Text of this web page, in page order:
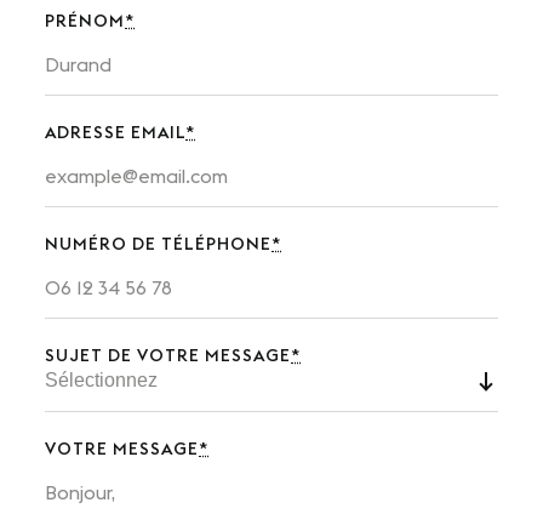
ACTUALITÉS
Nos dernières actus
Agenda
Presse
Carrières
Appels d'offres
NOS SITES
Le Zénith Sud
PRÉNOM*
ADRESSE EMAIL*
NUMÉRO DE TÉLÉPHONE*
SUJET DE VOTRE MESSAGE*
VOTRE MESSAGE*